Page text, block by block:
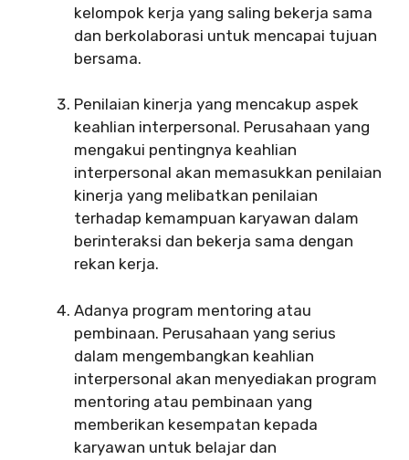
kelompok kerja yang saling bekerja sama
dan berkolaborasi untuk mencapai tujuan
bersama.
Penilaian kinerja yang mencakup aspek
keahlian interpersonal. Perusahaan yang
mengakui pentingnya keahlian
interpersonal akan memasukkan penilaian
kinerja yang melibatkan penilaian
terhadap kemampuan karyawan dalam
berinteraksi dan bekerja sama dengan
rekan kerja.
Adanya program mentoring atau
pembinaan. Perusahaan yang serius
dalam mengembangkan keahlian
interpersonal akan menyediakan program
mentoring atau pembinaan yang
memberikan kesempatan kepada
karyawan untuk belajar dan